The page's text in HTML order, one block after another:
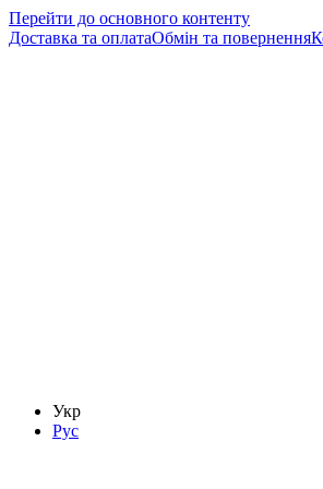
Перейти до основного контенту
Доставка та оплатаОбмін та повернення
Укр
Рус